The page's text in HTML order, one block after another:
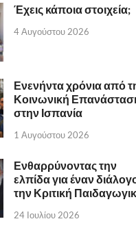
Έχεις κάποια στοιχεία;
4 Αυγούστου 2026
Ενενήντα χρόνια από
Κοινωνική
στην Ισπανία
1 Αυγούστου 2026
Ενθαρρύνοντας την
ελπίδα για έναν
την Κριτική
24 Ιουλίου 2026